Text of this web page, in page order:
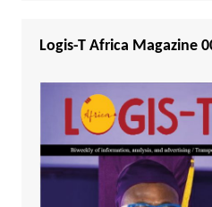
Logis-T Africa Magazine